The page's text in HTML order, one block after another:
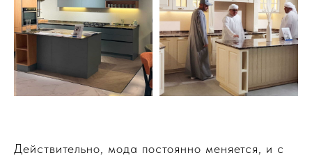
Действительно, мода постоянно меняется, и с